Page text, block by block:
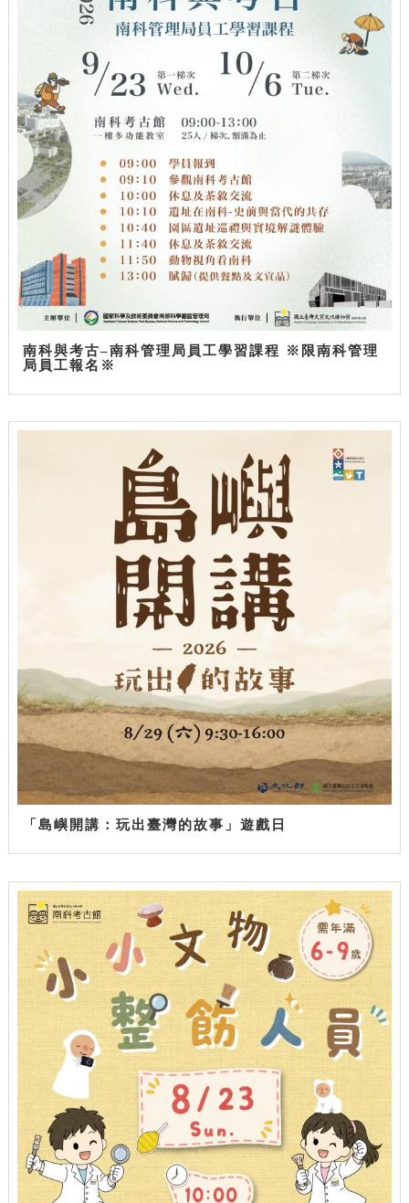
南科與考古–南科管理局員工學習課程 ※限南科管理
局員工報名※
「島嶼開講：玩出臺灣的故事」遊戲日